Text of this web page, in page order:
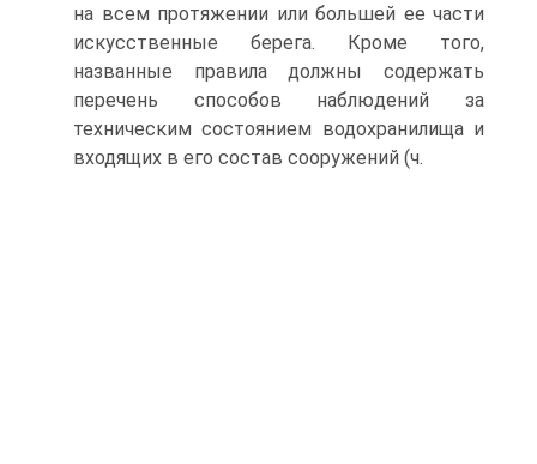
на всем протяжении или большей ее части
искусственные берега. Кроме того,
названные правила должны содержать
перечень способов наблюдений за
техническим состоянием водохранилища и
входящих в его состав сооружений (ч.